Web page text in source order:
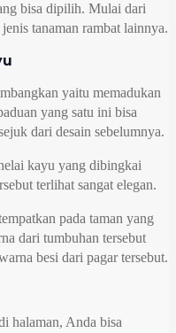
bisa dipilih. Mulai dari
tanaman rambat lainnya.
yaitu memadukan
yang satu ini bisa
dari desain sebelumnya.
kayu yang dibingkai
terlihat sangat elegan.
pada taman yang
dari tumbuhan tersebut
besi dari pagar tersebut.
halaman, Anda bisa